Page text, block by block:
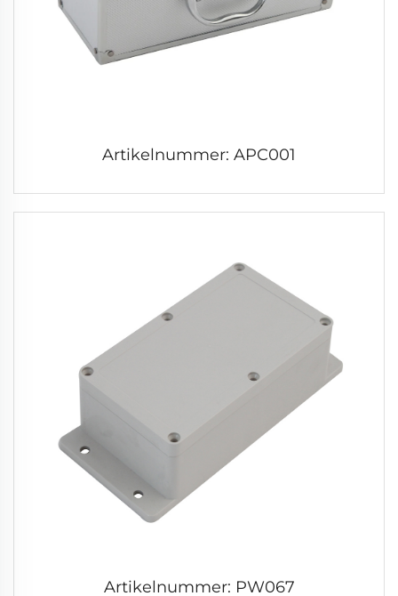
Artikelnummer: APC001
Artikelnummer: PW067